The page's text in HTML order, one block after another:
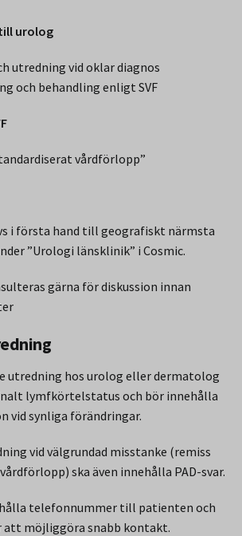
Norrbotten.
urolog
utredning vid oklar diagnos
och behandling enligt SVF
vårdförlopp”
i första hand till geografiskt närmsta
”Urologi länsklinik” i Cosmic.
gärna för diskussion innan
endast gäller Region Norbotten.
utredning hos urolog eller dermatolog
lymfkörtelstatus och bör innehålla
vid synliga förändringar.
vid välgrundad misstanke (remiss
ska även innehålla PAD-svar.
telefonnummer till patienten och
möjliggöra snabb kontakt.